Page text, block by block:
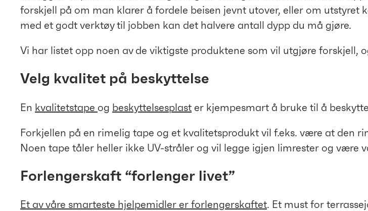
forskjell på om man klarer å fordele beisen jevnt utover, eller om utstyret
med et godt verktøy til jobben kan det halvere antall dypp du må gjøre.
Vi har listet opp noen av de viktigste produktene som vil utgjøre forskjell,
Velg kvalitet på beskyttelse
En kvalitetstape og beskyttelsesplast er kjempesmart å bruke til å
Forkjellen på en rimelig tape og et kvalitetsprodukt vil f.eks. være at den
Noen tape tåler heller ikke UV-stråler og vil legge igjen limrester og være
Forlengerskaft “forlenger livet”
Et av våre smarteste hjelpemidler er forlengerskaftet. Et must for